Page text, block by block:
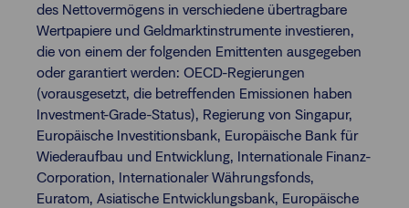
des Nettovermögens in verschiedene übertragbare
Wertpapiere und Geldmarktinstrumente investieren,
die von einem der folgenden Emittenten ausgegeben
oder garantiert werden: OECD-Regierungen
(vorausgesetzt, die betreffenden Emissionen haben
Investment-Grade-Status), Regierung von Singapur,
Europäische Investitionsbank, Europäische Bank für
Wiederaufbau und Entwicklung, Internationale Finanz-
Corporation, Internationaler Währungsfonds,
Euratom, Asiatische Entwicklungsbank, Europäische